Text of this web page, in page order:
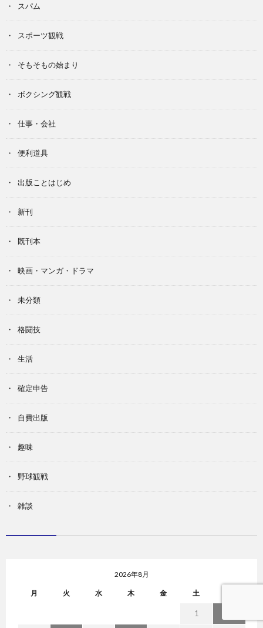
スパム
スポーツ観戦
そもそもの始まり
ボクシング観戦
仕事・会社
便利道具
出版ことはじめ
新刊
既刊本
映画・マンガ・ドラマ
未分類
格闘技
生活
確定申告
自費出版
趣味
野球観戦
雑談
2026年8月
月 火 水 木 金 土
1